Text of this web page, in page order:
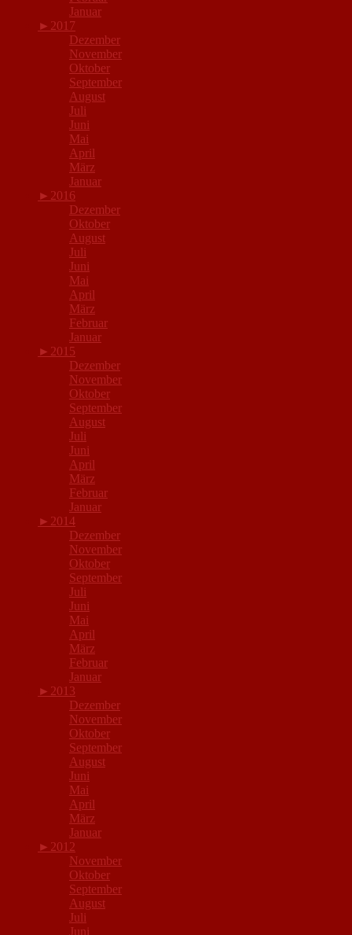
Januar
► 2017
Dezember
November
Oktober
September
August
Juli
Juni
Mai
April
März
Januar
► 2016
Dezember
Oktober
August
Juli
Juni
Mai
April
März
Februar
Januar
► 2015
Dezember
November
Oktober
September
August
Juli
Juni
April
März
Februar
Januar
► 2014
Dezember
November
Oktober
September
Juli
Juni
Mai
April
März
Februar
Januar
► 2013
Dezember
November
Oktober
September
August
Juni
Mai
April
März
Januar
► 2012
November
Oktober
September
August
Juli
Juni